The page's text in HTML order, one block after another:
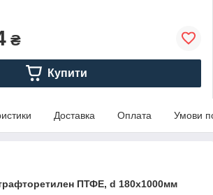
₴
Купити
Доставка Оплата Умови
ПТФЕ, d 180х1000мм